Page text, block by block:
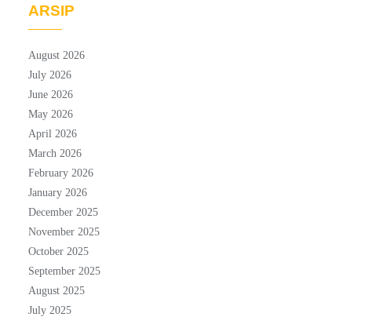
ARSIP
August 2026
July 2026
June 2026
May 2026
April 2026
March 2026
February 2026
January 2026
December 2025
November 2025
October 2025
September 2025
August 2025
July 2025